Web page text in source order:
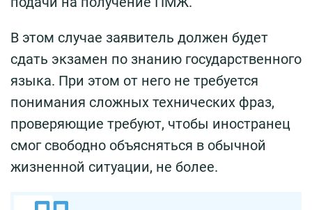
В этом случае заявитель должен будет
сдать экзамен по знанию государственного
языка. При этом от него не требуется
понимания сложных технических фраз,
проверяющие требуют, чтобы иностранец
смог свободно объясняться в обычной
жизненной ситуации, не более.